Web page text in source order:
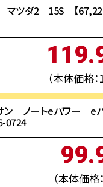
ツダ2 15S 【
（本体価格
ン ノートeパワー e
0724
（本体価格